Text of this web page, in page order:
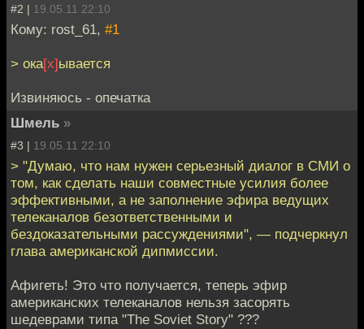
#2 | 19.05.11 22:10
Кому: rost_61, #1
> ока[х]ывается
Извиняюсь - опечатка
Шмель »
#3 | 19.05.11 22:10
> "Думаю, что нам нужен серьезный диалог в СМИ о
том, как сделать наши совместные усилия более
эффективными, а не заполнение эфира ведущих
телеканалов безответственными и
бездоказательными рассуждениями", — подчеркнул
глава американской дипмиссии.
Афигеть! Это что получается, теперь эфир
американских телеканалов нельзя засорять
шедеврами типа "The Soviet Story" ???